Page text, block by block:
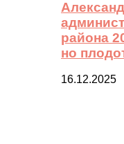
района
но
16.12.2025